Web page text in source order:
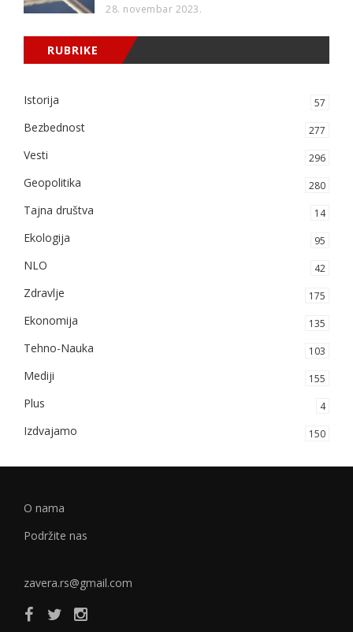
28. novembar 2023.
RUBRIKE
Istorija 57
Bezbednost 277
Vesti 296
Geopolitika 280
Tajna društva 14
Ekologija 95
NLO 42
Zdravlje 175
Ekonomija 135
Tehno-Nauka 103
Mediji 155
Plus 4
Izdvajamo 150
O nama
Podržite nas
zavera.rs@gmail.com